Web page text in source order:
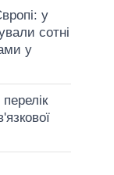
у
сотні
у